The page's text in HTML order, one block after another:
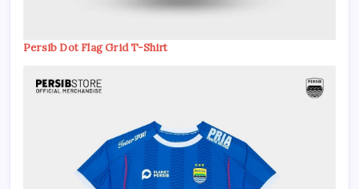
Persib Dot Flag Grid T-Shirt